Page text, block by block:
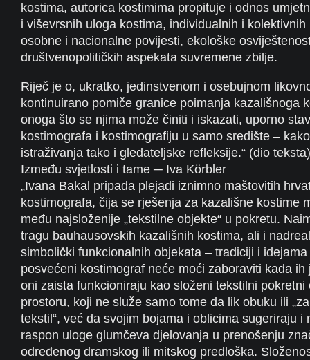
kostima, autorica kostimima propituje i odnos
i viševrsnih uloga kostima, individualnih i kolektivnih
osobne i nacionalne povijesti, ekološke
društvenopolitičkih aspekata suvremene zbilje.
Riječ je o, ukratko, jedinstvenom i osebujnom
kontinuirano pomiče granice poimanja kazališnoga
onoga što se njima može činiti i iskazati, uporno
kostimografa i kostimografiju u samo središte –
istraživanja tako i gledateljske refleksije.“ (dio teksta)
Između svjetlosti i tame ─ Iva Körbler
„Ivana Bakal pripada plejadi iznimno maštovitih
kostimografa, čija se rješenja za kazališne kostime
među najsloženije „tekstilne objekte“ u pokretu.
tragu bauhausovskih kazališnih kostima, ali i
simbolički funkcionalnih objekata – tradiciji i
posvećeni kostimograf neće moći zaboraviti kada ih
oni zaista funkcioniraju kao složeni tekstilni pokretni
prostoru, koji ne služe samo tome da lik obuku ili
tekstil“, već da svojim bojama i oblicima sugeriraju i
raspon uloge glumčeva djelovanja u prenošenju
određenog dramskog ili mitskog predloška.